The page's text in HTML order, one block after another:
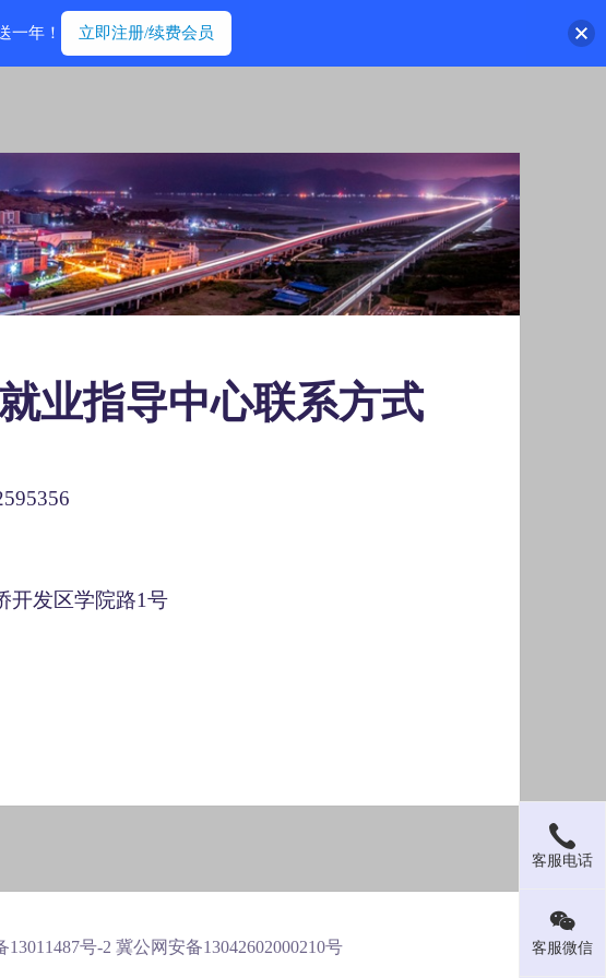
业指导中心联系方式
开发区学院路1号
客服电话
客服微信
13011487号-2 冀公网安备13042602000210号
一年！ 立即注册/续费会员